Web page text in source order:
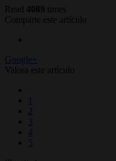
Read 4089 times
Comparte este artículo
Google+
Valora este artículo
1
2
3
4
5